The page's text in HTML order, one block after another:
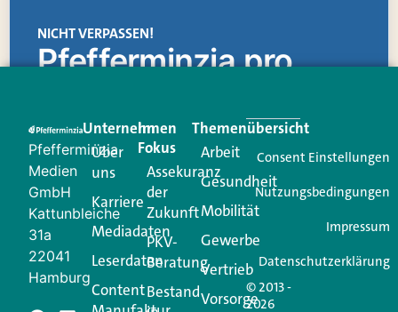
NICHT VERPASSEN!
Pfefferminzia.pro
Creator für Ihre Kundenkommunikation. Alles, was
Ihren Vertriebsalltag leichter macht. Mit nur einem
Login.
Jetzt anmelden
Pfefferminzia
Medien
GmbH
Kattunbleiche
31a
22041
Hamburg
Unternehmen
Über
uns
Karriere
Mediadaten
Leserdaten
Content
Im
Fokus
Assekuranz
der
Zukunft
PKV-
Beratung
Bestand
Themenübersicht
Arbeit
Gesundheit
Mobilität
Gewerbe
Vertrieb
Vorsorge
© 2013 -
2026
Consent Einstellungen
Nutzungsbedingungen
Impressum
Datenschutzerklärung